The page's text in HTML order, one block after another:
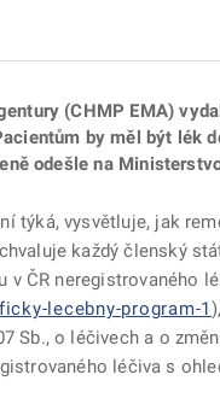
(CHMP EMA)
by měl být lék
odešle na
týká, vysvětluje, jak
každý členský
ČR neregistrovaného
lecebny-program-1
Sb., o léčivech a o
léčiva s